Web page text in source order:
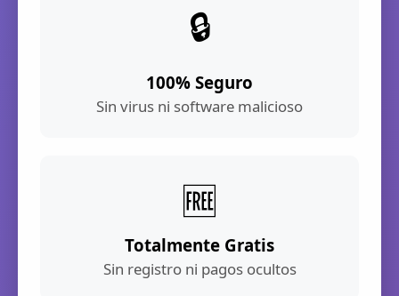
🔒
100% Seguro
Sin virus ni software malicioso
🆓
Totalmente Gratis
Sin registro ni pagos ocultos